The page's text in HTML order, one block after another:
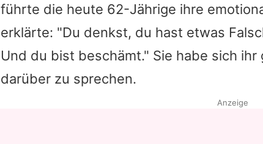
führte die heute 62-Jährige ihre
erklärte: "Du denkst, du hast etwas
Und du bist beschämt." Sie habe sich
darüber zu sprechen.
Anzeige